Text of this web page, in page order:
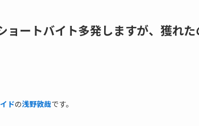
ートバイト多発しますが、獲れた
ドの浅野敦哉です。